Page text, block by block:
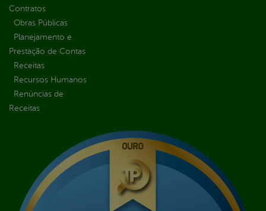
Contratos
Obras Públicas
Planejamento e
Prestação de Contas
Receitas
Recursos Humanos
Renúncias de
Receitas